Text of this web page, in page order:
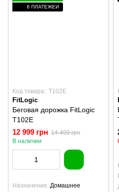
6 ПЛАТЕЖЕЙ
Код товара:: T102E
FitLogic
Беговая дорожка FitLogic
T102E
12 999 грн 14 490 грн
В наличии
Назначение Домашнее